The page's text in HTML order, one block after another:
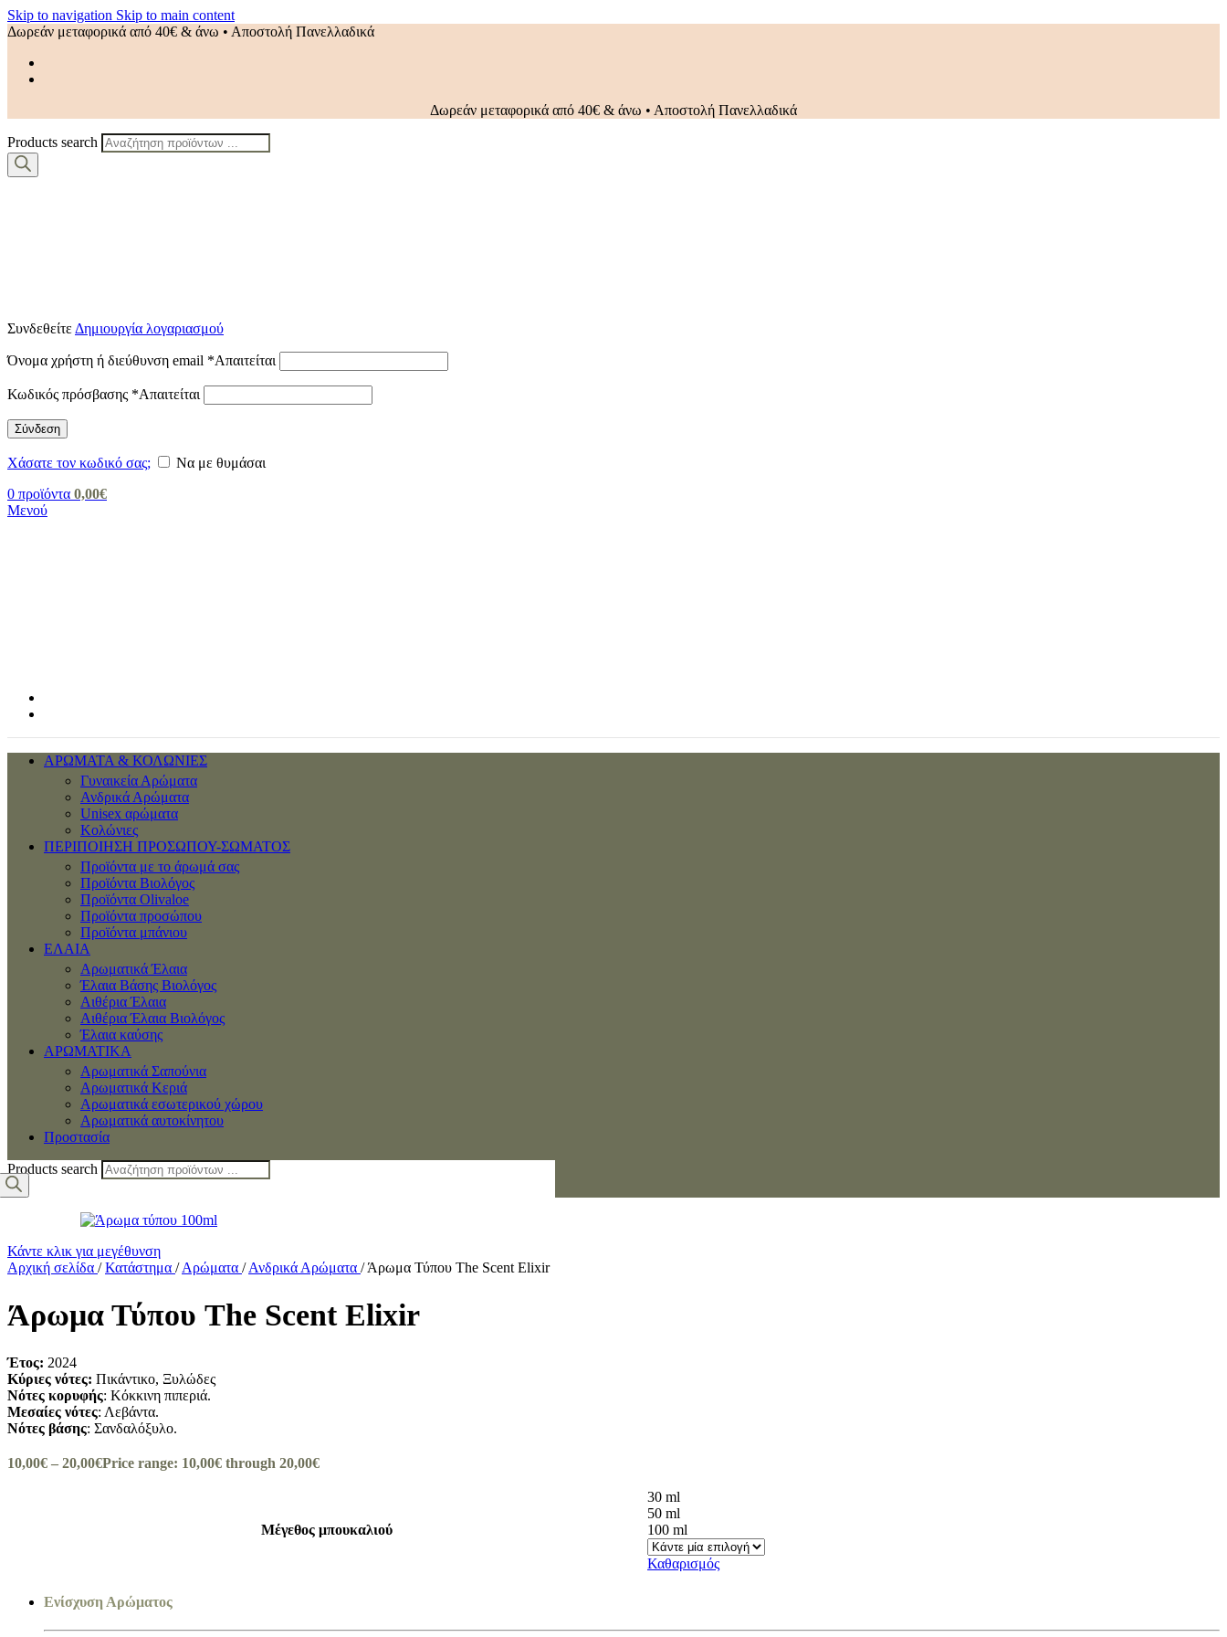
Skip to navigation Skip to main content
Δωρεάν μεταφορικά από 40€ & άνω • Αποστολή Πανελλαδικά
Δωρεάν μεταφορικά από 40€ & άνω • Αποστολή Πανελλαδικά
Products search
Συνδεθείτε Δημιουργία λογαριασμού
Όνομα χρήστη ή διεύθυνση email *Απαιτείται
Κωδικός πρόσβασης *Απαιτείται
Σύνδεση
Χάσατε τον κωδικό σας;
Να με θυμάσαι
0 προϊόντα 0,00€
Μενού
ΑΡΩΜΑΤΑ & ΚΟΛΩΝΙΕΣ
Γυναικεία Αρώματα
Ανδρικά Αρώματα
Unisex αρώματα
Κολώνιες
ΠΕΡΙΠΟΙΗΣΗ ΠΡΟΣΩΠΟΥ-ΣΩΜΑΤΟΣ
Προϊόντα με το άρωμά σας
Προϊόντα Βιολόγος
Προϊόντα Olivaloe
Προϊόντα προσώπου
Προϊόντα μπάνιου
ΕΛΑΙΑ
Αρωματικά Έλαια
Έλαια Βάσης Βιολόγος
Αιθέρια Έλαια
Αιθέρια Έλαια Βιολόγος
Έλαια καύσης
ΑΡΩΜΑΤΙΚΑ
Αρωματικά Σαπούνια
Αρωματικά Κεριά
Αρωματικά εσωτερικού χώρου
Αρωματικά αυτοκίνητου
Προστασία
Products search
Κάντε κλικ για μεγέθυνση
Αρχική σελίδα / Κατάστημα / Αρώματα / Ανδρικά Αρώματα / Άρωμα Τύπου The Scent Elixir
Άρωμα Τύπου The Scent Elixir
Έτος: 2024
Κύριες νότες: Πικάντικο, Ξυλώδες
Νότες κορυφής: Κόκκινη πιπεριά.
Μεσαίες νότες: Λεβάντα.
Νότες βάσης: Σανδαλόξυλο.
10,00€ – 20,00€Price range: 10,00€ through 20,00€
Μέγεθος μπουκαλιού
30 ml
50 ml
100 ml
Καθαρισμός
Ενίσχυση Αρώματος